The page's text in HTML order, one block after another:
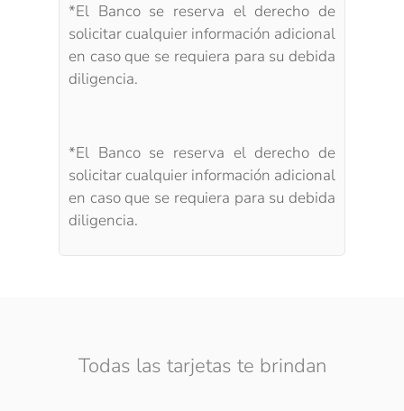
*El Banco se reserva el derecho de
solicitar cualquier información adicional
en caso que se requiera para su debida
diligencia.
*El Banco se reserva el derecho de
solicitar cualquier información adicional
en caso que se requiera para su debida
diligencia.
Todas las tarjetas te brindan